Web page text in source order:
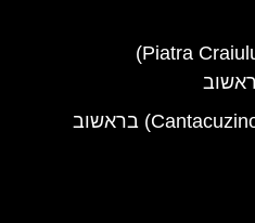
פארק פיאטרה קריולוי (Piatra Craiului)
טירת קנטקוזינו (Cantacuzino Castle) בראשוב